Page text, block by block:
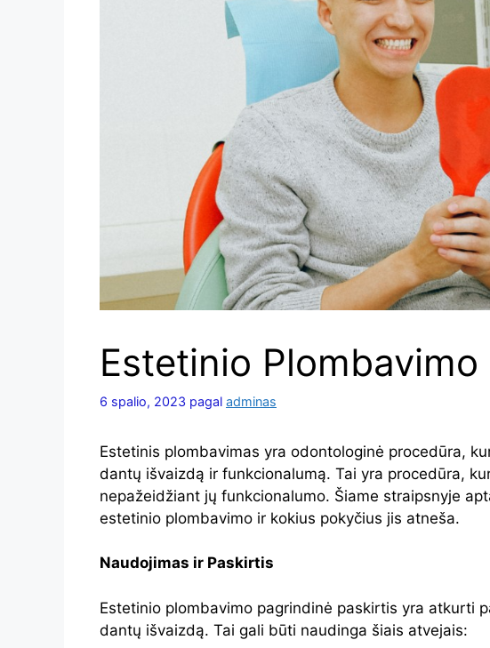
Estetinio Plombavimo
6 spalio, 2023 pagal adminas
Estetinis plombavimas yra odontologinė procedūra,
dantų išvaizdą ir funkcionalumą. Tai yra procedūra,
nepažeidžiant jų funkcionalumo. Šiame straipsnyje
estetinio plombavimo ir kokius pokyčius jis atneša.
Naudojimas ir Paskirtis
Estetinio plombavimo pagrindinė paskirtis yra atkurti
dantų išvaizdą. Tai gali būti naudinga šiais atvejais: